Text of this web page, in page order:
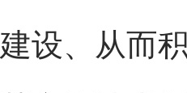
建设、从而